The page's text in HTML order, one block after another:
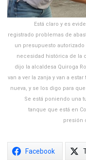
Está claro y es
registrado problemas de
un presupuesto
necesidad histórica de la
dijo la alcaldesa Quiroga
van a ver la zanja y van a
nueva, y se los digo para
Se está poniendo una
tanque que está en
presión
Facebook